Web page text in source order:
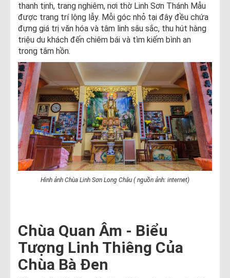
thanh tịnh, trang nghiêm, nơi thờ Linh Sơn Thánh Mẫu
được trang trí lộng lẫy. Mỗi góc nhỏ tại đây đều chứa
đựng giá trị văn hóa và tâm linh sâu sắc, thu hút hàng
triệu du khách đến chiêm bái và tìm kiếm bình an
trong tâm hồn.
Hình ảnh Chùa Linh Sơn Long Châu ( nguồn ảnh: internet)
Chùa Quan Âm - Biểu
Tượng Linh Thiêng Của
Chùa Bà Đen